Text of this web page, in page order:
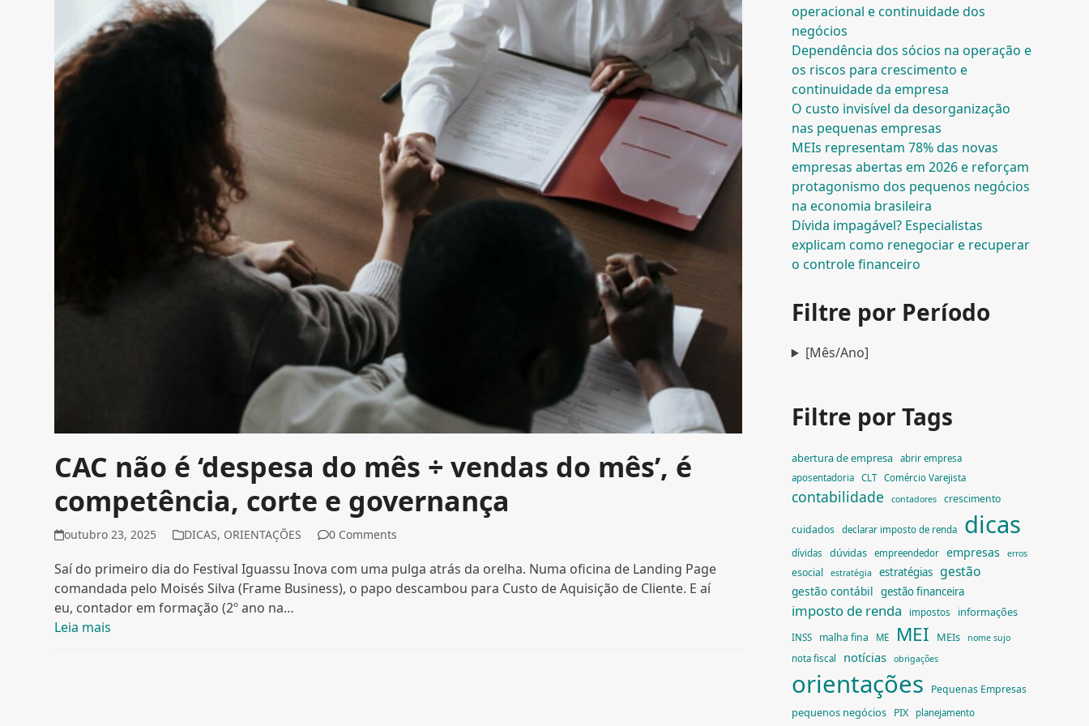
CAC não é ‘despesa do mês ÷ vendas do mês’, é
competência, corte e governança
outubro 23, 2025 DICAS, ORIENTAÇÕES 0 Comments
Saí do primeiro dia do Festival Iguassu Inova com uma pulga atrás da orelha. Numa oficina de Landing Page
comandada pelo Moisés Silva (Frame Business), o papo descambou para Custo de Aquisição de Cliente. E aí
eu, contador em formação (2º ano na…
Leia mais
operacional e continuidade dos
negócios
Dependência dos sócios na operação e
os riscos para crescimento e
continuidade da empresa
O custo invisível da desorganização
nas pequenas empresas
MEIs representam 78% das novas
empresas abertas em 2026 e reforçam
protagonismo dos pequenos negócios
na economia brasileira
Dívida impagável? Especialistas
explicam como renegociar e recuperar
o controle financeiro
Filtre por Período
[Mês/Ano]
Filtre por Tags
abertura de empresa
abrir empresa
aposentadoria
CLT Comércio Varejista
contabilidade contadores crescimento
cuidados declarar imposto de renda dicas
dívidas dúvidas empreendedor empresas erros
esocial estratégia estratégias gestão
gestão contábil gestão financeira
imposto de renda impostos informações
INSS malha fina ME MEI MEIs nome sujo
nota fiscal notícias obrigações
orientações Pequenas Empresas
pequenos negócios PIX planejamento